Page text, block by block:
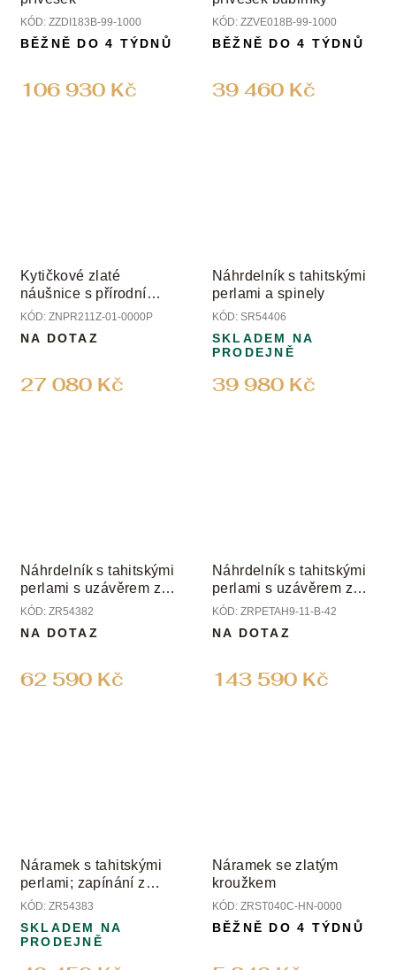
KÓD: ZZDI183B-99-1000
106 930 Kč
BĚŽNĚ DO 4 TÝDNŮ
KÓD: ZZVE018B-99-1000
39 460 Kč
BĚŽNĚ DO 4 TÝDNŮ
Kytičkové zlaté
náušnice s přírodní
perletí
KÓD: ZNPR211Z-01-0000P
27 080 Kč
NA DOTAZ
Náhrdelník s tahitskými
perlami a spinely
KÓD: SR54406
39 980 Kč
SKLADEM NA
PRODEJNĚ
Náhrdelník s tahitskými
perlami s uzávěrem z
bílého zlata
KÓD: ZR54382
62 590 Kč
NA DOTAZ
Náhrdelník s tahitskými
perlami s uzávěrem z
bílého zlata
KÓD: ZRPETAH9-11-B-42
143 590 Kč
NA DOTAZ
Náramek s tahitskými
perlami; zapínání z
bílého zlata
KÓD: ZR54383
SKLADEM NA
PRODEJNĚ
Náramek se zlatým
kroužkem
KÓD: ZRST040C-HN-0000
BĚŽNĚ DO 4 TÝDNŮ